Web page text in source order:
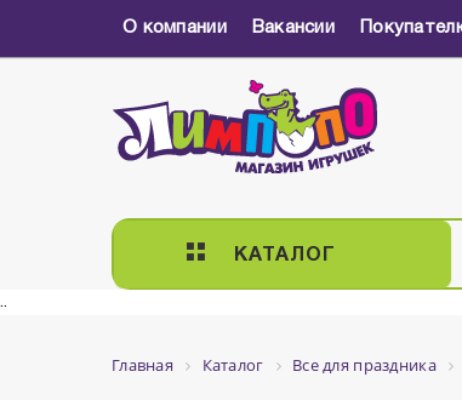
О компании Вакансии
КАТАЛОГ
..
Главная Каталог Все для праздника